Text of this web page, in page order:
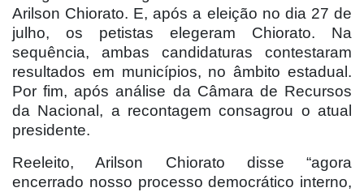
Arilson Chiorato. E, após a eleição no dia 27 de
julho, os petistas elegeram Chiorato. Na
sequência, ambas candidaturas contestaram
resultados em municípios, no âmbito estadual.
Por fim, após análise da Câmara de Recursos
da Nacional, a recontagem consagrou o atual
presidente.
Reeleito, Arilson Chiorato disse “agora
encerrado nosso processo democrático interno,